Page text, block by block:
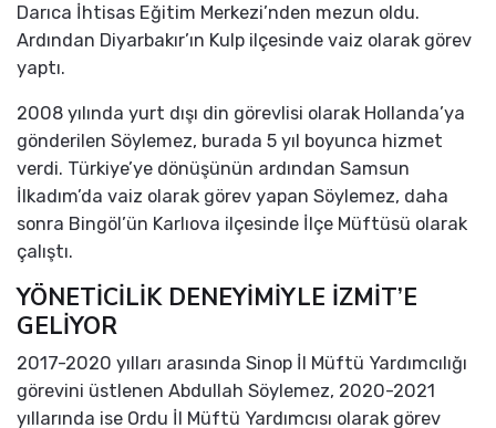
Darıca İhtisas Eğitim Merkezi’nden mezun oldu.
Ardından Diyarbakır’ın Kulp ilçesinde vaiz olarak görev
yaptı.
2008 yılında yurt dışı din görevlisi olarak Hollanda’ya
gönderilen Söylemez, burada 5 yıl boyunca hizmet
verdi. Türkiye’ye dönüşünün ardından Samsun
İlkadım’da vaiz olarak görev yapan Söylemez, daha
sonra Bingöl’ün Karlıova ilçesinde İlçe Müftüsü olarak
çalıştı.
YÖNETİCİLİK DENEYİMİYLE İZMİT’E
GELİYOR
2017-2020 yılları arasında Sinop İl Müftü Yardımcılığı
görevini üstlenen Abdullah Söylemez, 2020-2021
yıllarında ise Ordu İl Müftü Yardımcısı olarak görev